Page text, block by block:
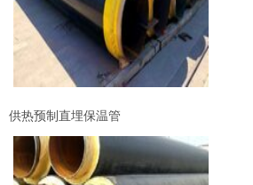
供热预制直埋保温管